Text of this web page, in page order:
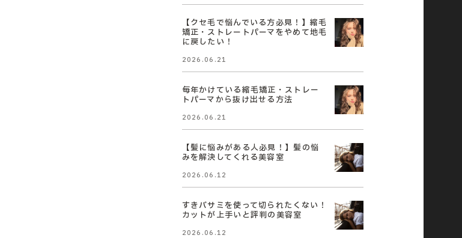
【クセ毛で悩んでいる方必見！】縮毛
矯正・ストレートパーマをやめて地毛
に戻したい！
2026.06.21
毎年かけている縮毛矯正・ストレー
トパーマから抜け出せる方法
2026.06.21
【髪に悩みがある人必見！】髪の悩
みを解決してくれる美容室
2026.06.12
すきバサミを使って切られたくない！
カットが上手いと評判の美容室
2026.06.12